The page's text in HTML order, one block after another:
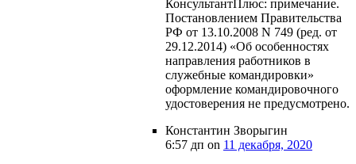
КонсультантПлюс: примечание.
Постановлением Правительства
РФ от 13.10.2008 N 749 (ред. от
29.12.2014) «Об особенностях
направления работников в
служебные командировки»
оформление командировочного
удостоверения не предусмотрено.
Константин Зворыгин
6:57 дп on 11 декабря, 2020